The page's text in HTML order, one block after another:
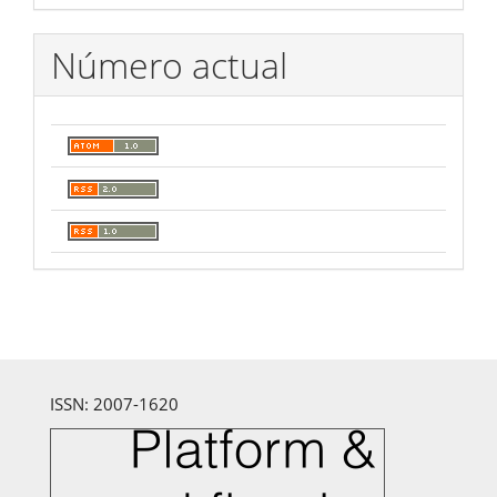
Número actual
ISSN: 2007-1620